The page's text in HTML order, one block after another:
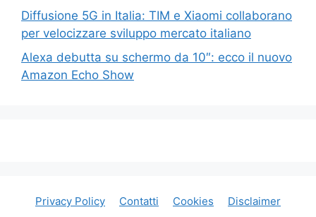
Diffusione 5G in Italia: TIM e Xiaomi collaborano
per velocizzare sviluppo mercato italiano
Alexa debutta su schermo da 10″: ecco il nuovo
Amazon Echo Show
Privacy Policy Contatti Cookies
Disclaimer